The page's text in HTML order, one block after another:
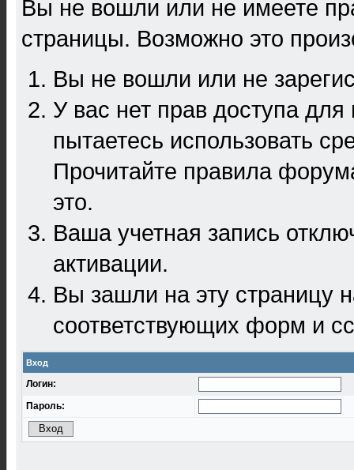
Вы не вошли или не имеете
страницы. Возможно это
Вы не вошли или не
У вас нет прав доступа
пытаетесь использовать
Прочитайте правила
это.
Ваша учетная запись
активации.
Вы зашли на эту
соответствующих форм и
Вход
Логин:
Пароль: